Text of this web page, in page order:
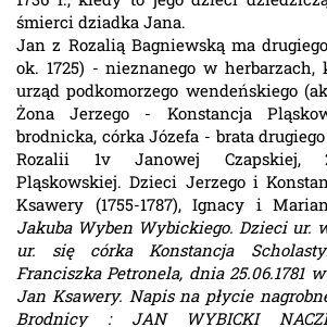
śmierci dziadka Jana.
Jan z Rozalią Bagniewską ma
ok. 1725) - nieznanego w herbarzach,
urząd podkomorzego wendeńskiego
Żona Jerzego - Konstancja
brodnicka, córka Józefa - brata
Rozalii 1v Janowej Czapskiej,
Pląskowskiej. Dzieci Jerzego i
Ksawery (1755-1787), Ignacy i
Jakuba Wyben Wybickiego. Dzieci ur.
ur. się córka Konstancja
Franciszka Petronela, dnia 25.06.1781
Jan Ksawery. Napis na płycie
Brodnicy : JAN WYBICKI